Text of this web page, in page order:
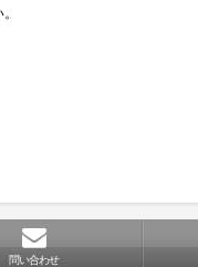
問い合わせ